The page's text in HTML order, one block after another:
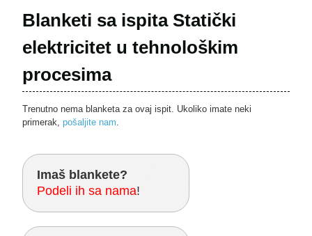
Blanketi sa ispita Statički
elektricitet u tehnološkim
procesima
Trenutno nema blanketa za ovaj ispit. Ukoliko imate neki
primerak, pošaljite nam.
Imaš blankete?
Podeli ih sa nama!